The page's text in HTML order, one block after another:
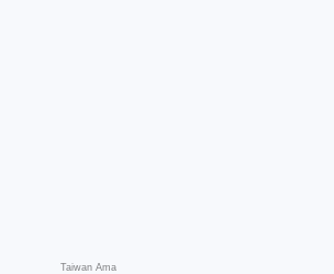
Taiwan Ama